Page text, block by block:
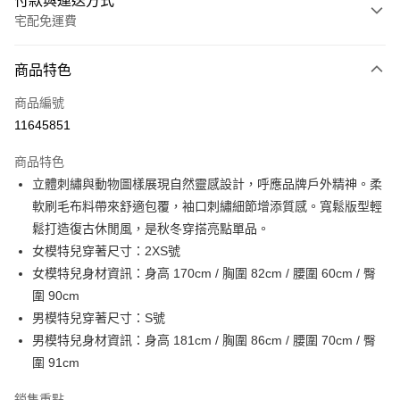
宅配免運費
信用卡一次付款
信用卡分期付款
合作金庫商業銀行
華南商業銀行
彰化商業銀行
上海商業儲蓄銀行
台北富邦商業銀行
國泰世華商業銀行
兆豐國際商業銀行
臺灣中小企業銀行
匯豐（台灣）商業銀行
華泰商業銀行
聯邦商業銀行
遠東國際商業銀行
元大商業銀行
玉山商業銀行
台新國際商業銀行
中國信託商業銀行
台灣樂天信用卡公司
6 期 0 利率 每期
華南商業銀行
彰化商業銀行
上海商業儲蓄銀行
台北富邦商業銀行
國泰世華商業銀行
臺灣中小企業銀行
台中商業銀行
匯豐（台灣）商業銀行
聯邦商業銀行
元大商業銀行
玉山商業銀行
星展（台灣）商業銀行
台新國際商業銀行
LINE Pay
Apple Pay
街口支付
運送方式
限時免運活動
免運費
商品特色
商品編號
11645851
商品特色
立體刺繡與動物圖樣展現自然靈感設計，呼應品牌戶外精神。柔
軟刷毛布料帶來舒適包覆，袖口刺繡細節增添質感。寬鬆版型輕
鬆打造復古休閒風，是秋冬穿搭亮點單品。
女模特兒穿著尺寸：2XS號
女模特兒身材資訊：身高 170cm / 胸圍 82cm / 腰圍 60cm / 臀
圍 90cm
男模特兒穿著尺寸：S號
男模特兒身材資訊：身高 181cm / 胸圍 86cm / 腰圍 70cm / 臀
圍 91cm